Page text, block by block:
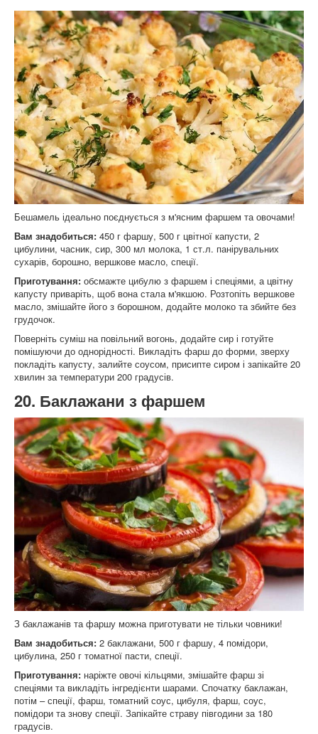
Бешамель ідеально поєднується з м'ясним фаршем та овочами!
Вам знадобиться: 450 г фаршу, 500 г цвітної капусти, 2
цибулини, часник, сир, 300 мл молока, 1 ст.л. панірувальних
сухарів, борошно, вершкове масло, спеції.
Приготування: обсмажте цибулю з фаршем і спеціями, а цвітну
капусту приваріть, щоб вона стала м'якшою. Розтопіть вершкове
масло, змішайте його з борошном, додайте молоко та збийте без
грудочок.
Поверніть суміш на повільний вогонь, додайте сир і готуйте
помішуючи до однорідності. Викладіть фарш до форми, зверху
покладіть капусту, залийте соусом, присипте сиром і запікайте 20
хвилин за температури 200 градусів.
20. Баклажани з фаршем
З баклажанів та фаршу можна приготувати не тільки човники!
Вам знадобиться: 2 баклажани, 500 г фаршу, 4 помідори,
цибулина, 250 г томатної пасти, спеції.
Приготування: наріжте овочі кільцями, змішайте фарш зі
спеціями та викладіть інгредієнти шарами. Спочатку баклажан,
потім – спеції, фарш, томатний соус, цибуля, фарш, соус,
помідори та знову спеції. Запікайте страву півгодини за 180
градусів.